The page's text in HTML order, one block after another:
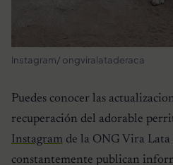
Instagram/ ongviralataderaca
Puedes conocer las
recuperación del adorable
Instagram de la ONG Vira Lata
constantemente publican